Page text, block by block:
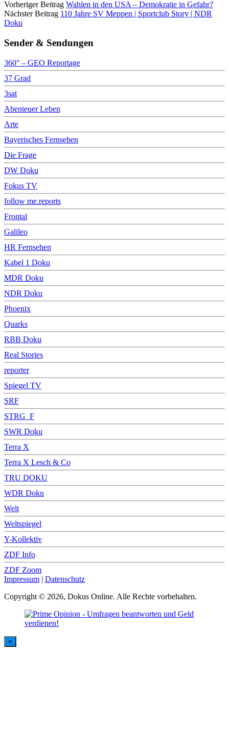
Vorheriger Beitrag Wahlen in den USA – Demokratie in Gefahr?
Nächster Beitrag 110 Jahre SV Meppen | Sportclub Story | NDR
Doku
Sender & Sendungen
360° – GEO Reportage
37 Grad
3sat
Abenteuer Leben
Arte
Bayerisches Fernsehen
Die Frage
DW Doku
Fokus TV
follow me.reports
Frontal
Galileo
HR Fernsehen
Kabel 1 Doku
MDR Doku
NDR Doku
Phoenix
Quarks
RBB Doku
Real Stories
reporter
Spiegel TV
SRF
STRG_F
SWR Doku
Terra X
Terra X Lesch & Co
TRU DOKU
WDR Doku
Welt
Weltspiegel
Y-Kollektiv
ZDF Info
ZDF Zoom
Impressum | Datenschutz
Copyright © 2026, Dokus Online. Alle Rechte vorbehalten.
×